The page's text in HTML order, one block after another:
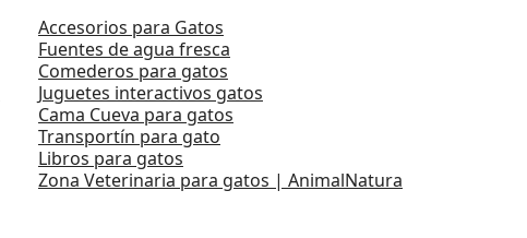
Accesorios para Gatos
Fuentes de agua fresca
Comederos para gatos
Juguetes interactivos gatos
Cama Cueva para gatos
Transportín para gato
Libros para gatos
Zona Veterinaria para gatos | AnimalNatura